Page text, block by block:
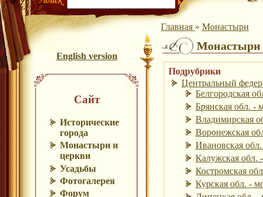
English version
Сайт
Исторические
города
Монастыри и
церкви
Усадьбы
Фотогалерея
Форум
Главная » Монастыри
Монастыри
Подрубрики
Центральный
Белгородская
Брянская обл. -
Владимирская
Воронежская
Ивановская
Калужская обл.
Костромская
Курская обл. -